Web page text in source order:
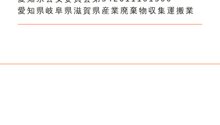
愛知県岐阜県滋賀県産業廃棄物収集運搬業